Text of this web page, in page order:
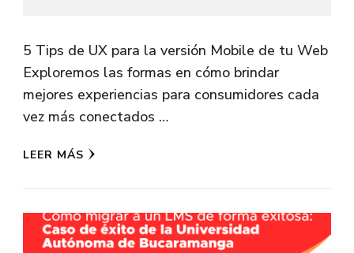
5 Tips de UX para la versión Mobile de tu Web
Exploremos las formas en cómo brindar
mejores experiencias para consumidores cada
vez más conectados …
LEER MÁS